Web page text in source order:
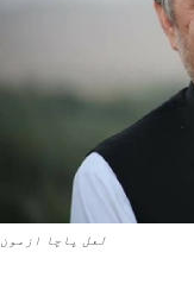
لعل پاچا ازمون